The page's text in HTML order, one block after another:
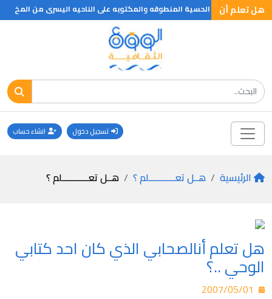
هل تعلم أن
توجد المراكز الحسية المنطوقه والمكتوبه على الناحيه اليسرى من المخ
تسجيل دخول انشاء حساب
الرئيسية هــل تعـــــــــــلم ؟ هــل تعـــــــــــلم ؟
هل تعلم أنالصحابي الذي كان احد كتابي
الوحي ..؟